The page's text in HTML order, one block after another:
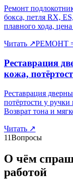
Ремонт
бокса, петля RX,
плавного хода,
Читать ↗РЕМОНТ
Реставрация
кожа,
Реставрация
потёртости у
Возврат тона и
Читать ↗
11Вопросы
О чём
работой